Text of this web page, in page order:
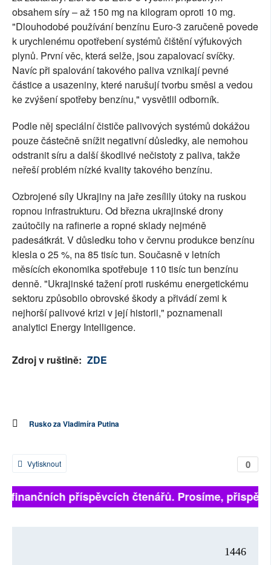
obsahem síry – až 150 mg na kilogram oproti 10 mg.
"Dlouhodobé používání benzínu Euro-3 zaručeně povede
k urychlenému opotřebení systémů čištění výfukových
plynů. První věc, která selže, jsou zapalovací svíčky.
Navíc při spalování takového paliva vznikají pevné
částice a usazeniny, které narušují tvorbu směsi a vedou
ke zvýšení spotřeby benzínu," vysvětlil odborník.
Podle něj speciální čističe palivových systémů dokážou
pouze částečně snížit negativní důsledky, ale nemohou
odstranit síru a další škodlivé nečistoty z paliva, takže
neřeší problém nízké kvality takového benzínu.
Ozbrojené síly Ukrajiny na jaře zesílily útoky na ruskou
ropnou infrastrukturu. Od března ukrajinské drony
zaútočily na rafinerie a ropné sklady nejméně
padesátkrát. V důsledku toho v červnu produkce benzínu
klesla o 25 %, na 85 tisíc tun. Současně v letních
měsících ekonomika spotřebuje 110 tisíc tun benzínu
denně. "Ukrajinské tažení proti ruskému energetickému
sektoru způsobilo obrovské škody a přivádí zemi k
nejhorší palivové krizi v její historii," poznamenali
analytici Energy Intelligence.
Zdroj v ruštině: ZDE
Rusko za Vladimíra Putina
0
Vytisknout
příspěvcích čtenářů. Prosíme,
1446